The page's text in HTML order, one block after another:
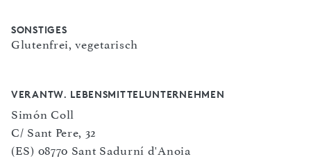
SONSTIGES
Glutenfrei, vegetarisch
VERANTW. LEBENSMITTELUNTERNEHMEN
Simón Coll
C/ Sant Pere, 32
(ES) 08770 Sant Sadurní d'Anoia